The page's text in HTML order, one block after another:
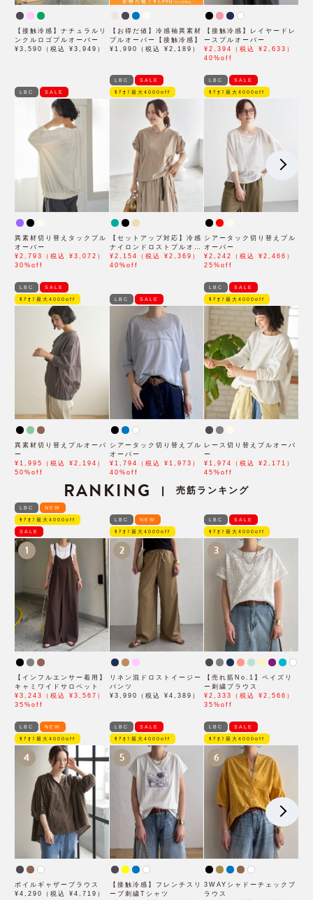
【接触冷感】ナチュラルリ
ンクルロゴプルオーバー
¥3,590（税込 ¥3,949）
【お得だ値】冷感袖異素材
プルオーバー【接触冷感】
¥1,990（税込 ¥2,189）
【接触冷感】レイヤードレ
ースプルオーバー
¥2,394（税込 ¥2,633）
40%off
LBC SALE
異素材切り替えタックプル
オーバー
¥2,793（税込 ¥3,072）
30%off
LBC SALE
ﾓｱｵﾌ最大4000off
【セットアップ対応】冷感
ナイロンドロストプルオー
バー
¥2,154（税込 ¥2,369）
40%off
LBC SALE
ﾓｱｵﾌ最大4000off
シアータック切り替えプル
オーバー
¥2,242（税込 ¥2,466）
25%off
LBC SALE
ﾓｱｵﾌ最大4000off
異素材切り替えプルオーバ
ー
¥1,995（税込 ¥2,194）
50%off
LBC SALE
シアータック切り替えプル
オーバー
¥1,794（税込 ¥1,973）
40%off
LBC SALE
ﾓｱｵﾌ最大4000off
レース切り替えプルオーバ
ー
¥1,974（税込 ¥2,171）
45%off
RANKING | 売筋ランキング
LBC NEW
ﾓｱｵﾌ最大4000off
SALE
1
【インフルエンサー着用】
キャミワイドサロペット
¥3,243（税込 ¥3,567）
35%off
LBC NEW
ﾓｱｵﾌ最大4000off
2
リネン混ドロストイージー
パンツ
¥3,990（税込 ¥4,389）
LBC SALE
ﾓｱｵﾌ最大4000off
3
【売れ筋No.1】ペイズリ
ー刺繍ブラウス
¥2,333（税込 ¥2,566）
35%off
LBC NEW
ﾓｱｵﾌ最大4000off
4
ボイルギャザーブラウス
¥4,290（税込 ¥4,719）
LBC SALE
ﾓｱｵﾌ最大4000off
5
【接触冷感】フレンチスリ
ーブ刺繍Tシャツ
LBC SALE
ﾓｱｵﾌ最大4000off
6
3WAYシャドーチェックブ
ラウス